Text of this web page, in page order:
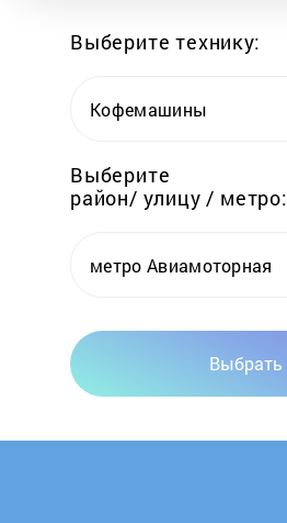
Emtas
Erdo
Esbit
Euronord
Выберите технику:
Кофемашины
Выберите
район/ улицу / метро:
метро Авиамоторная
Выбрать